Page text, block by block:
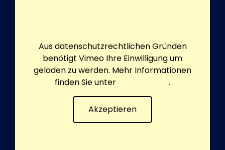
Aus datenschutzrechtlichen Gründen
benötigt Vimeo Ihre Einwilligung um
geladen zu werden. Mehr Informationen
finden Sie unter
.
Akzeptieren